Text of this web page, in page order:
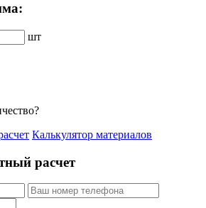
шт
Калькулятор материалов
расчет